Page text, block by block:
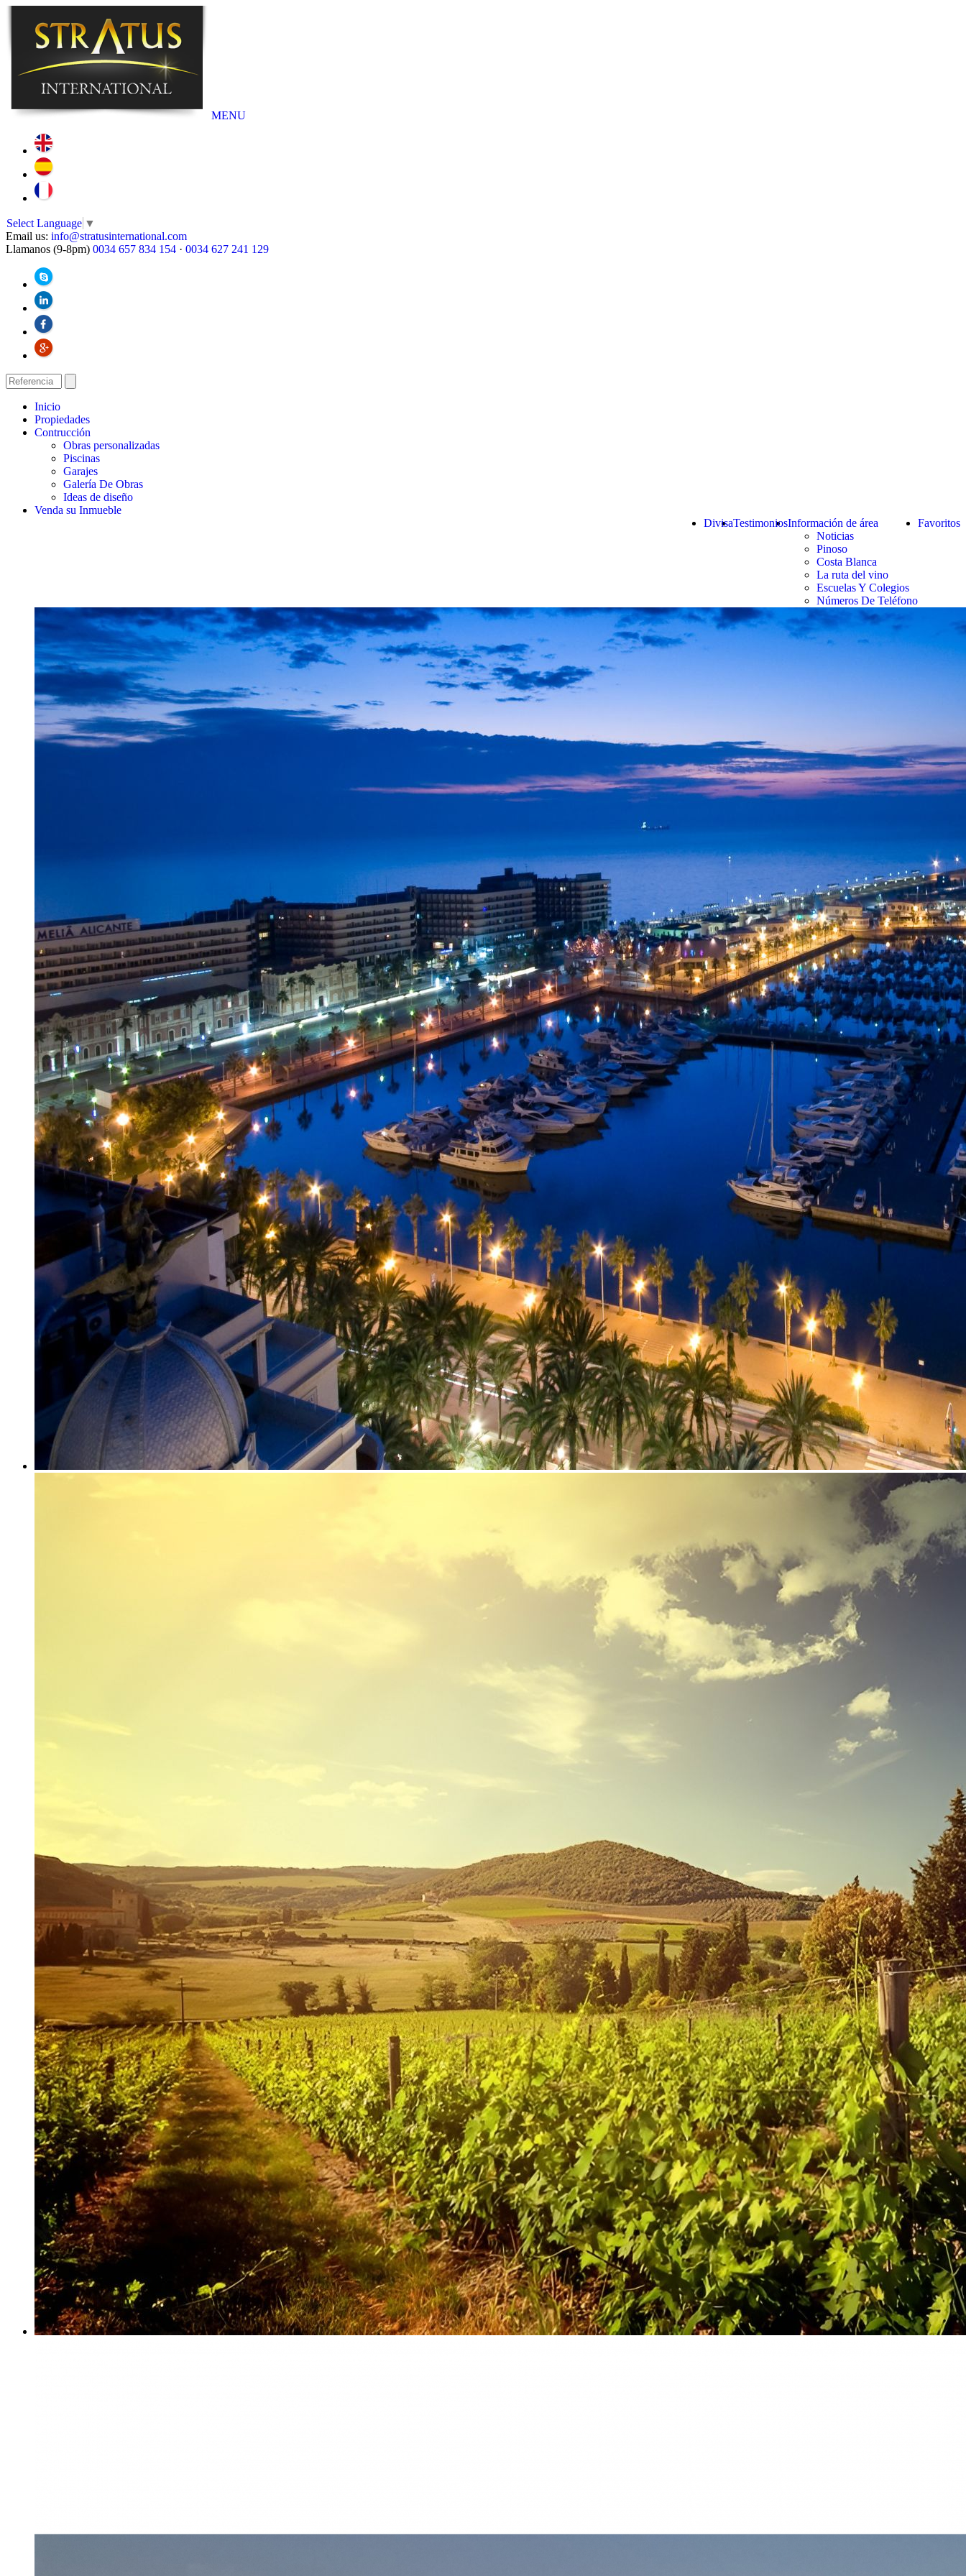
MENU
Select Language ▼
Email us: info@stratusinternational.com
Llamanos (9-8pm) 0034 657 834 154 · 0034 627 241 129
Inicio
Propiedades
Contrucción
Obras personalizadas
Piscinas
Garajes
Galería De Obras
Ideas de diseño
Venda su Inmueble
Favoritos
Información de área
Noticias
Pinoso
Costa Blanca
La ruta del vino
Escuelas Y Colegios
Números De Teléfono
Testimonios
Divisa